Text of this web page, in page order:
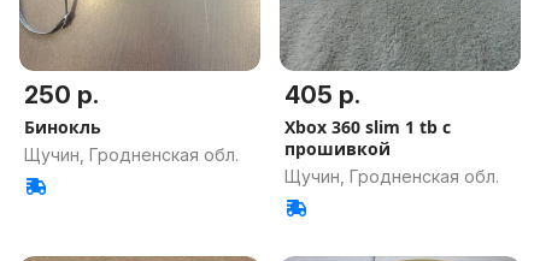
250 р.
Бинокль
Щучин, Гродненская обл.
405 р.
Xbox 360 slim 1 tb с
прошивкой
Щучин, Гродненская обл.